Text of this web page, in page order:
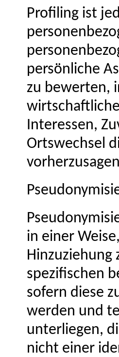
Profiling ist
persönliche
zu bewerten,
Interessen,
Ortswechsel
in einer
spezifischen
sofern diese
werden und
unterliegen,
nicht einer